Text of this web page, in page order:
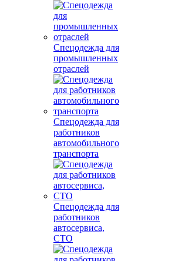
Спецодежда для
промышленных
отраслей
Спецодежда для
работников
автомобильного
транспорта
Спецодежда для
работников
автосервиса,
СТО